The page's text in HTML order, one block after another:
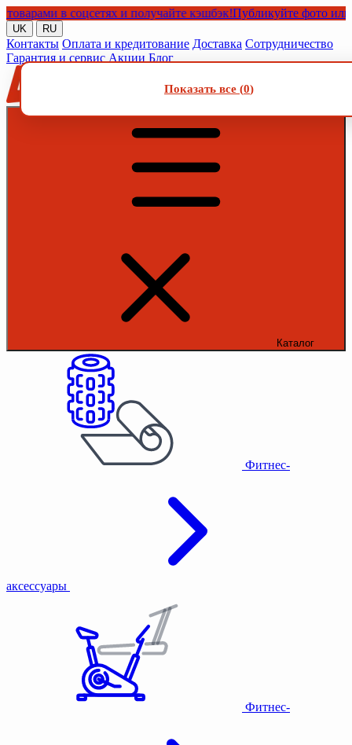
в соцсетях и получайте кэшбэк!Публикуйте фото или
UK RU
Контакты Оплата и кредитование Доставка Сотрудничество
Гарантия и сервис Акции Блог
Каталог
Фитнес-
аксессуары
Фитнес-
Показать все (0)